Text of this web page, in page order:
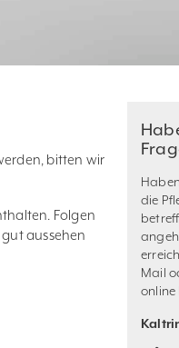
bitten wir
Folgen
aussehen
die
Mail
online